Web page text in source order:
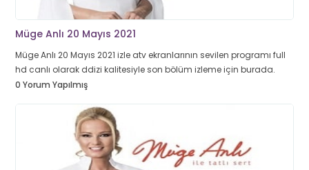
Müge Anlı 20 Mayıs 2021
Müge Anlı 20 Mayıs 2021 izle atv ekranlarının sevilen programı full
hd canlı olarak ddizi kalitesiyle son bölüm izleme için burada.
0 Yorum Yapılmış